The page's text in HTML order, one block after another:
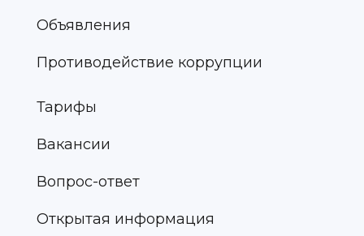
Объявления
Противодействие коррупции
Тарифы
Вакансии
Вопрос-ответ
Открытая информация